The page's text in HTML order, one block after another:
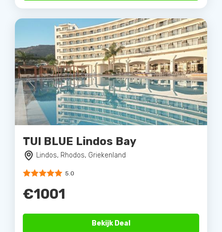
TUI BLUE Lindos Bay
Lindos, Rhodos, Griekenland
5.0
€1001
Bekijk Deal